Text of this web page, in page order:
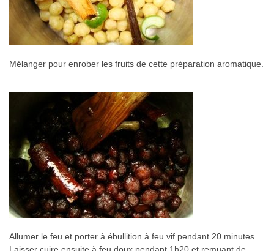
Mélanger pour enrober les fruits de cette préparation aromatique.
Allumer le feu et porter à ébullition à feu vif pendant 20 minutes.